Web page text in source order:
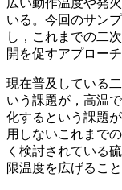
広い動作温度や発
いる。今回のサン
し，これまでの二
開を促すアプロー
現在普及している
いう課題が，高温
化するという課題
用しないこれまで
く検討されている
限温度を広げるこ